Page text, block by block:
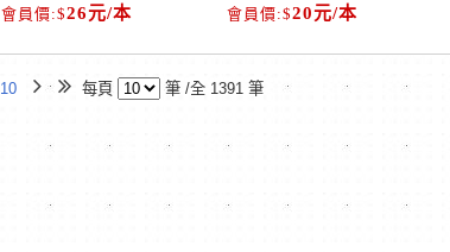
26元/本 20元/本
10 每頁 筆 /全 1391 筆